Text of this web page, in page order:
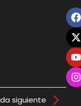
siguiente